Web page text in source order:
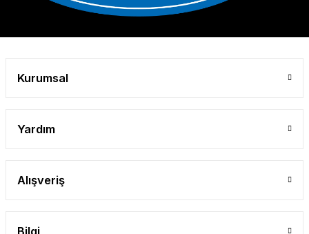
Kurumsal
Yardım
Alışveriş